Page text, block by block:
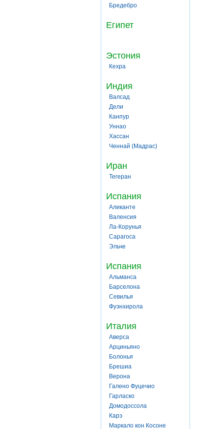
Бредебро
Египет
Эстония
Кехра
Индия
Валсад
Дели
Канпур
Уннао
Хассан
Ченнай (Мадрас)
Иран
Тегеран
Испания
Аликанте
Валенсия
Ла-Корунья
Сарагоса
Эльче
Испания
Альманса
Барселона
Севилья
Фуэнхирола
Италия
Аверса
Арциньяно
Болонья
Брешиа
Верона
Галено Фуцечио
Гарласко
Домодоссола
Карэ
Маркало кон Косоне